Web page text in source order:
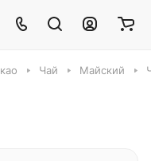
Чай Майский